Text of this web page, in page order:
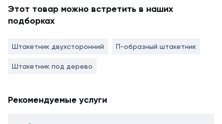
Этот товар можно встретить в наших
подборках
Штакетник двухсторонний П-образный штакетник
Штакетник под дерево
Рекомендуемые услуги